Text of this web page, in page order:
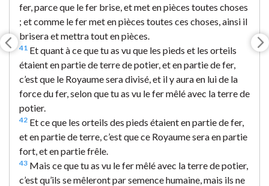
fer, parce que le fer brise, et met en pièces toutes choses
; et comme le fer met en pièces toutes ces choses, ainsi il
brisera et mettra tout en pièces.
41 Et quant à ce que tu as vu que les pieds et les orteils
étaient en partie de terre de potier, et en partie de fer,
c’est que le Royaume sera divisé, et il y aura en lui de la
force du fer, selon que tu as vu le fer mêlé avec la terre de
potier.
42 Et ce que les orteils des pieds étaient en partie de fer,
et en partie de terre, c’est que ce Royaume sera en partie
fort, et en partie frêle.
43 Mais ce que tu as vu le fer mêlé avec la terre de potier,
c’est qu’ils se mêleront par semence humaine, mais ils ne